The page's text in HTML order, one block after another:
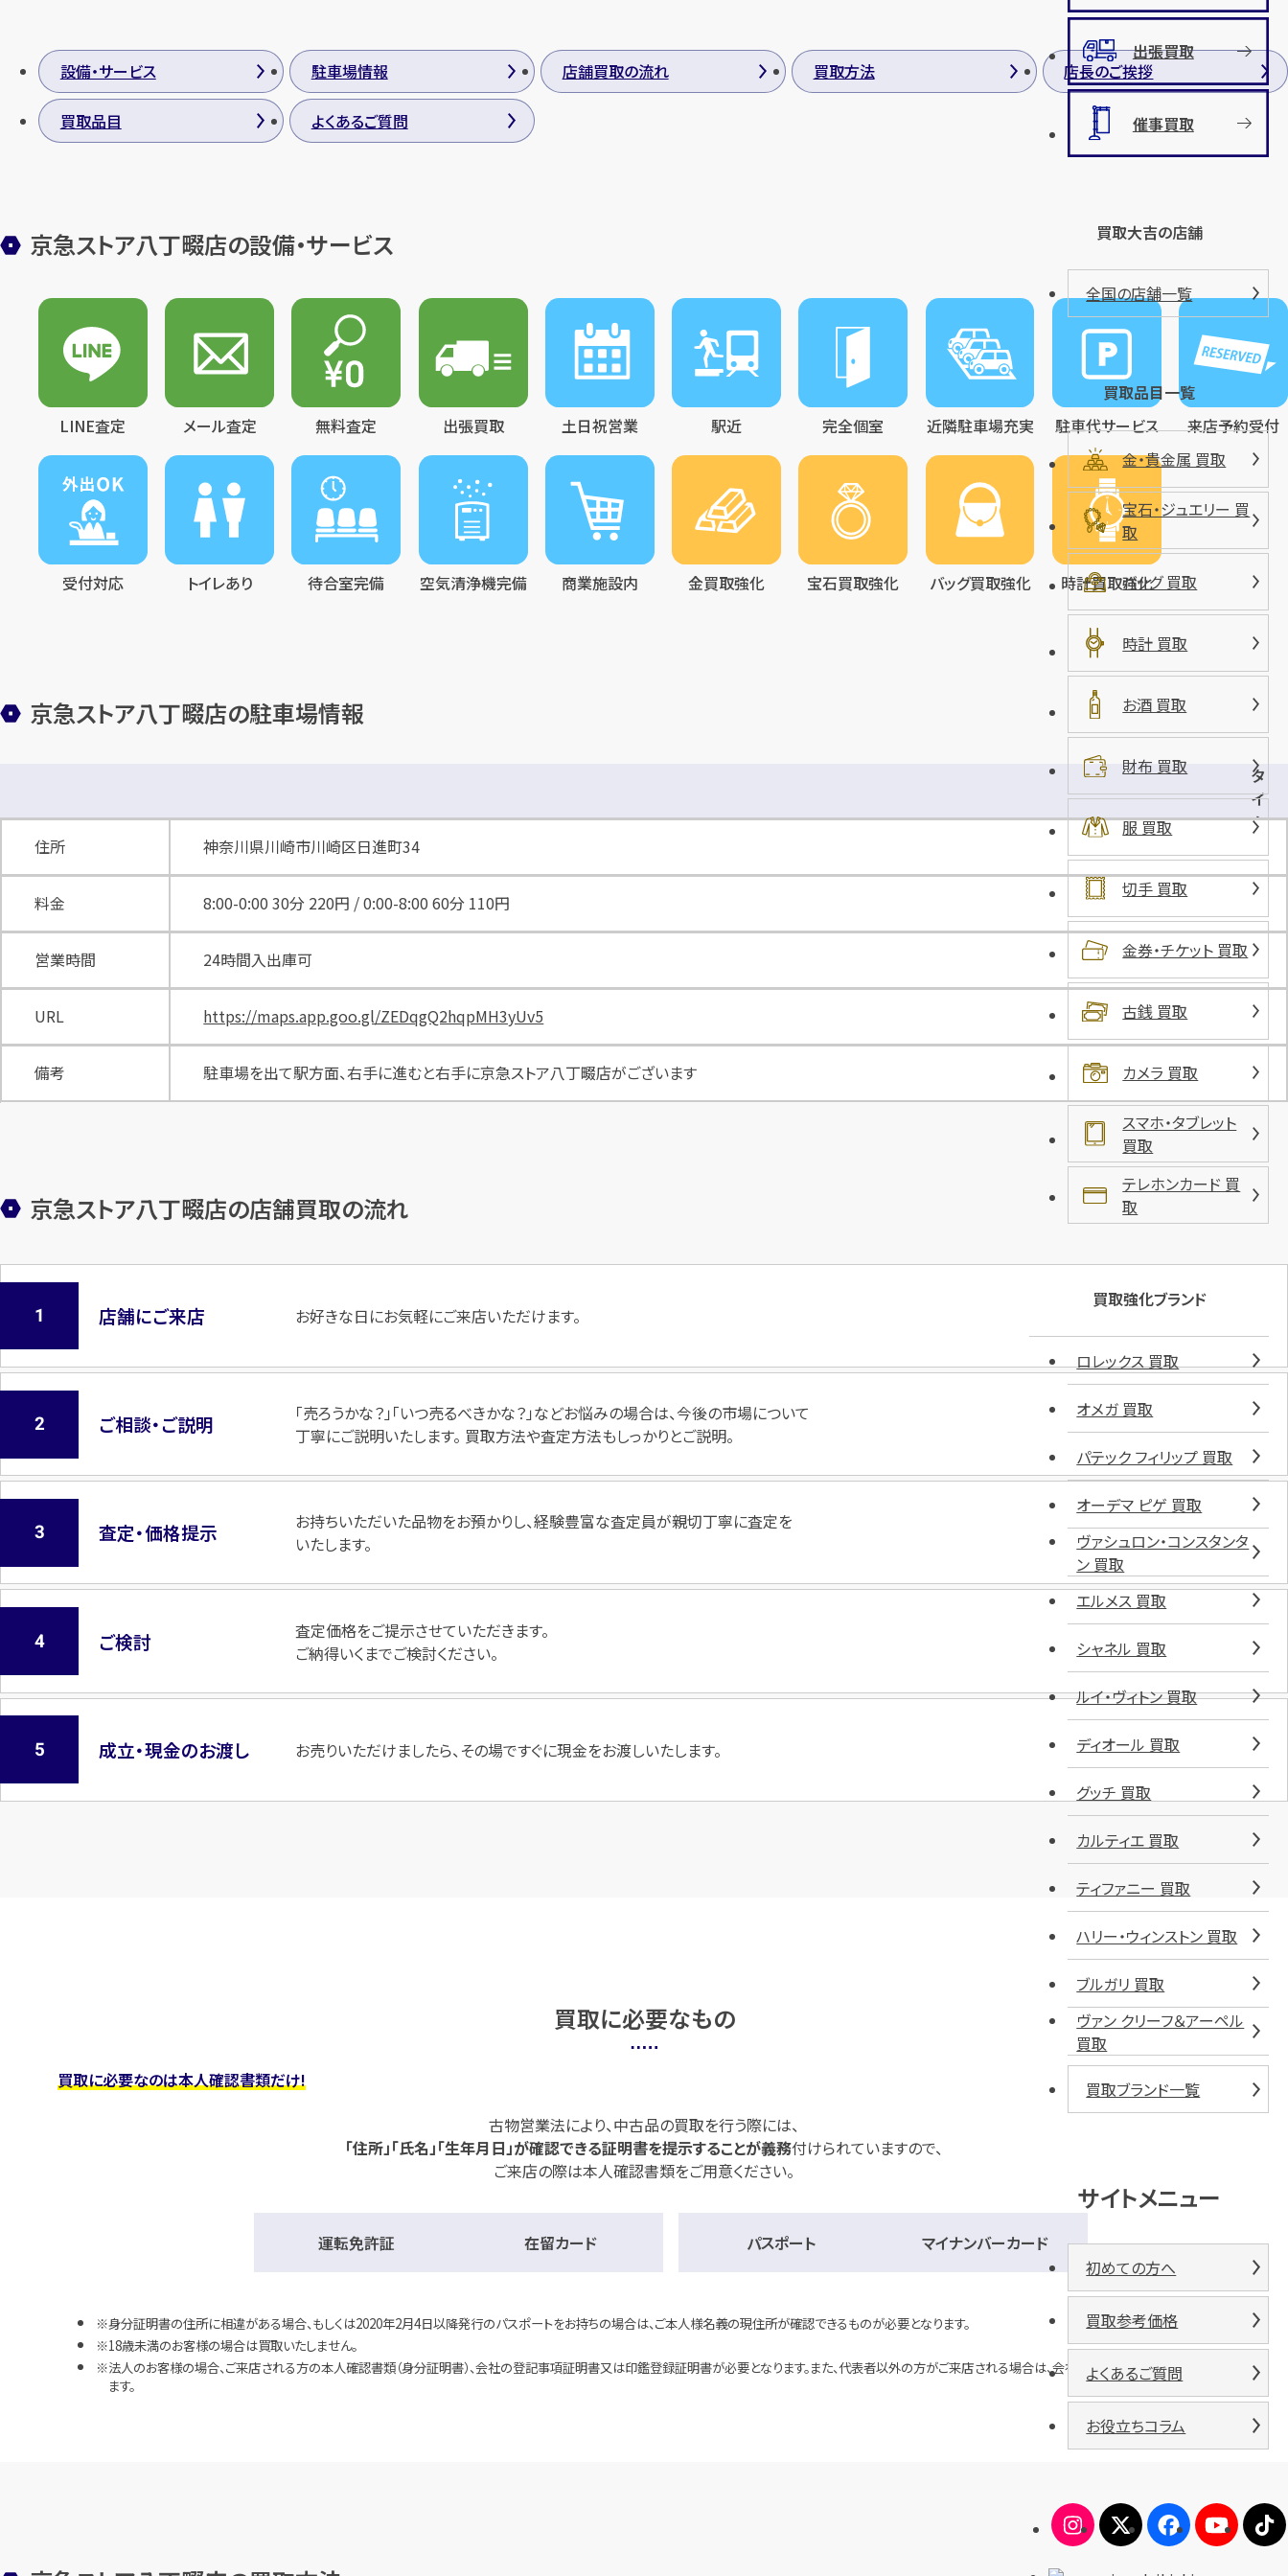
設備・サービス 駐車場情報 店舗買取の流れ 買取方法 店長のご挨拶
買取品目 よくあるご質問
京急ストア八丁畷店の設備・サービス
LINE査定 メール査定 無料査定 出張買取 土日祝営業 駅近 完全個室 近隣駐車場充実 駐車代サービス 来店予約受付
受付対応 トイレあり 待合室完備 空気清浄機完備 商業施設内 金買取強化 宝石買取強化 バッグ買取強化 時計買取強化
京急ストア八丁畷店の駐車場情報
タ
イ
ム
八
丁
畷
住所 神奈川県川崎市川崎区日進町34
料金 8:00-0:00 30分 220円 / 0:00-8:00 60分 110円
営業時間 24時間入出庫可
URL https://maps.app.goo.gl/ZEDqgQ2hqpMH3yUv5
備考 駐車場を出て駅方面、右手に進むと右手に京急ストア八丁畷店がございます
京急ストア八丁畷店の店舗買取の流れ
店舗にご来店 お好きな日にお気軽にご来店いただけます。
ご相談・ご説明
「売ろうかな？」「いつ売るべきかな？」などお悩みの場合は、今後の市場について
丁寧にご説明いたします。 買取方法や査定方法もしっかりとご説明。
査定・価格提示
お持ちいただいた品物をお預かりし、経験豊富な査定員が親切丁寧に査定を
いたします。
ご検討
査定価格をご提示させていただきます。
ご納得いくまでご検討ください。
成立・現金のお渡し お売りいただけましたら、その場ですぐに現金をお渡しいたします。
買取に必要なもの
買取に必要なのは本人確認書類だけ!
古物営業法により、中古品の買取を行う際には、
「住所」「氏名」「生年月日」が確認できる証明書を提示することが義務付けられていますので、
ご来店の際は本人確認書類をご用意ください。
運転免許証 在留カード パスポート マイナンバーカード
身分証明書の住所に相違がある場合、もしくは2020年2月4日以降発行のパスポートをお持ちの場合は、ご本人様名義の現住所が確認できるものが必要となります。
18歳未満のお客様の場合は買取いたしません。
法人のお客様の場合、ご来店される方の本人確認書類（身分証明書）、会社の登記事項証明書又は印鑑登録証明書が必要となります。また、代表者以外の方がご来店される場合は、会社からの委任状が必要となり
ます。
出張買取
催事買取
買取大吉の店舗
全国の店舗一覧
買取品目一覧
金・貴金属 買取
宝石・ジュエリー 買
取
バッグ 買取
時計 買取
お酒 買取
財布 買取
服 買取
切手 買取
金券・チケット 買取
古銭 買取
カメラ 買取
スマホ・タブレット
買取
テレホンカード 買
取
買取強化ブランド
ロレックス 買取
オメガ 買取
パテック フィリップ 買取
オーデマ ピゲ 買取
ヴァシュロン・コンスタンタ
ン 買取
エルメス 買取
シャネル 買取
ルイ・ヴィトン 買取
ディオール 買取
グッチ 買取
カルティエ 買取
ティファニー 買取
ハリー・ウィンストン 買取
ブルガリ 買取
ヴァン クリーフ＆アーペル
買取
買取ブランド一覧
サイトメニュー
初めての方へ
買取参考価格
よくあるご質問
お役立ちコラム